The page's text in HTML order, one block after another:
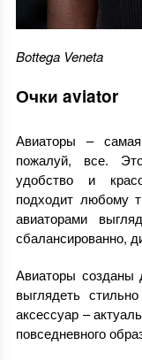
Bottega Veneta
Очки aviator
Авиаторы –
пожалуй, все.
удобство и
подходит любому
авиаторами
сбалансированно,
Авиаторы созданы
выглядеть
аксессуар –
повседневного